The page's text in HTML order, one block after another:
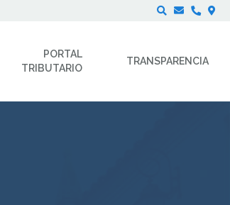
PORTAL
TRIBUTARIO
TRANSPARENCIA